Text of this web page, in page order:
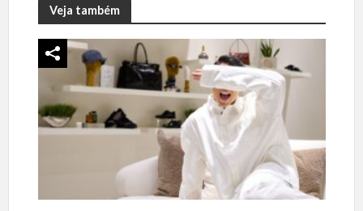
Veja também